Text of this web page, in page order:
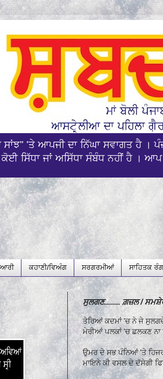
'ਤੇ ਆਪਜੀ ਦਾ ਨਿੱਘਾ ਸਵਾਗਤ ਹੈ ।
ਕੋਈ ਸਿੱਧਾ ਜਾਂ ਅਸਿੱਧਾ ਸੰਬੰਧ ਨਹੀਂ ਹੈ ।
ਕਹਾਣੀ/ਵਿਅੰਗ ਸਰਗਰਮੀਆਂ ਸਾਹਿਤਕ ਰੰਗ
ਸੁਲਗਣ........ ਗ਼ਜ਼ਲ /
ਤੇਰਿਆਂ ਕਦਮਾਂ 'ਚ ਨੇ ਜੇ
ਮੇਰੀਆਂ ਪਲਕਾਂ 'ਚ ਛਲਕਣ ਨਾ
ਉਮਰ ਦੇ ਸਭ ਪੰਨਿਆਂ 'ਤੇ
ਮਾਇਨੇ ਕੀ ਵਸਲ ਦੇ ਦੱਸੇਗੀ